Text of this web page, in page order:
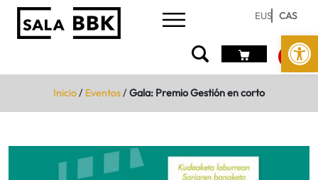
Abrir
EUS CAS
Inicio/ Eventos/Gala: Premio Gestión en corto